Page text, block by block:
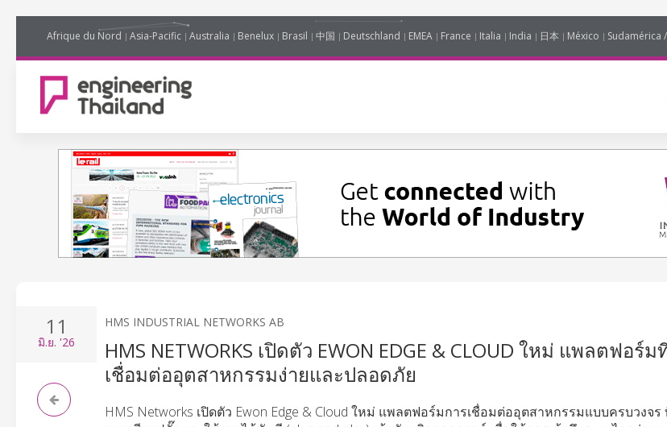
Afrique du Nord Asia-Pacific Australia Benelux Brasil 中国 Deutschland EMEA France Italia India 日本 México Sudamérica
11
มิ.ย. '26
HMS INDUSTRIAL NETWORKS AB
HMS NETWORKS เปิดตัว EWON EDGE & CLOUD ใหม่ แพลตฟอร์
เชื่อมต่ออุตสาหกรรมง่ายและปลอดภัย
HMS Networks เปิดตัว Ewon Edge & Cloud ใหม่ แพลตฟอร์มการเชื่อมต่ออุตสาหกรรมแบบครบวงจร